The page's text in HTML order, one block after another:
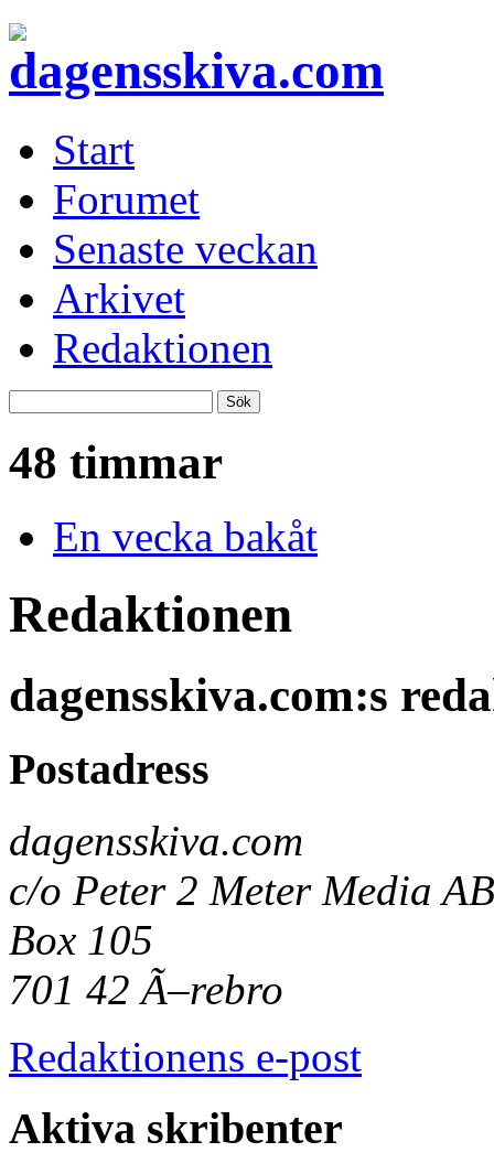
Start
Forumet
Senaste veckan
Arkivet
Redaktionen
48 timmar
En vecka bakåt
Redaktionen
dagensskiva.com:s
Postadress
dagensskiva.com
c/o Peter 2 Meter Media AB
Box 105
701 42 Ã–rebro
Redaktionens e-post
Aktiva skribenter